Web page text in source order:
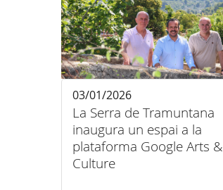
La Serra de Tramuntana
inaugura un espai a la
plataforma Google Arts &
Culture
03/01/2026